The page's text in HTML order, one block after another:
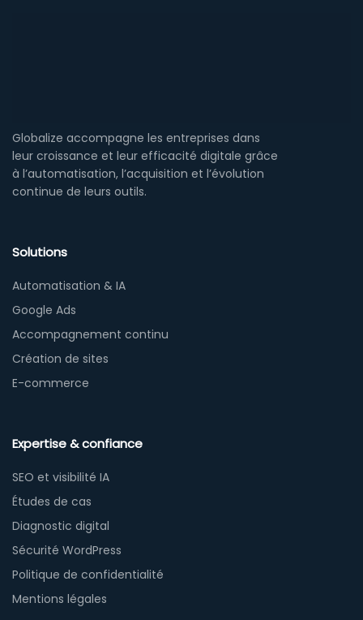
Globalize accompagne les entreprises dans
leur croissance et leur efficacité digitale grâce
à l’automatisation, l’acquisition et l’évolution
continue de leurs outils.
Solutions
Automatisation & IA
Google Ads
Accompagnement continu
Création de sites
E-commerce
Expertise & confiance
SEO et visibilité IA
Études de cas
Diagnostic digital
Sécurité WordPress
Politique de confidentialité
Mentions légales